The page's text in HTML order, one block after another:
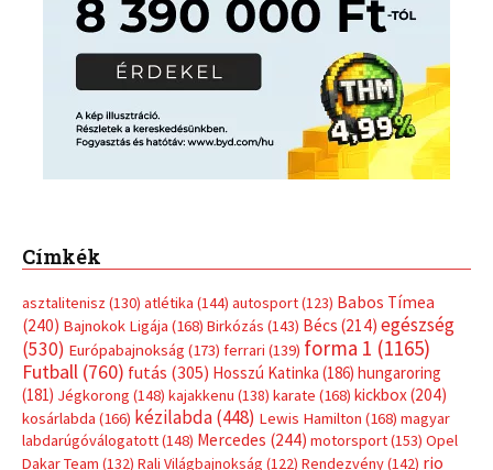
Címkék
asztalitenisz (130) atlétika (144) autosport(123) Babos Tímea
(240) Bajnokok Ligája (168) Birkózás (143) Bécs (214) egészség
(530) Európabajnokság (173) ferrari (139) forma 1 (1165)
Futball (760) futás (305) Hosszú Katinka (186) hungaroring
(181) Jégkorong (148) kajakkenu (138) karate (168) kickbox(204)
kosárlabda (166) kézilabda(448) Lewis Hamilton (168) magyar
labdarúgóválogatott(148) Mercedes (244) motorsport(153) Opel
Dakar Team (132) Rali Világbajnokság (122) Rendezvény(142) rio